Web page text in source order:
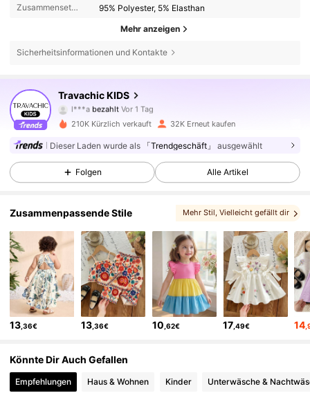
Zusammensetzung: 95% Polyester, 5% Elasthan
Mehr anzeigen
Sicherheitsinformationen und Kontakte
Travachic KIDS
4,85 78K Follower
4,85
78K Follower
l***abezahlt Vor 1 Tag
4,85 78K Follower
4,85 78K Follower
4,85 78K Follower
4,85 78K Follower
4,85
210K Kürzlich verkauft 32K Erneut kaufen
Dieser Laden wurde als 「Trendgeschäft」 ausgewählt
Folgen Alle Artikel
Zusammenpassende Stile Mehr Stil, Vielleicht gefällt dir
, Das könnte Ihnen auch gefallen
, Passende Auswahlmöglichkeiten
13 ,36€ 13 ,36€ 10 ,62€ 17 ,49€ 14
Könnte Dir Auch Gefallen
Empfehlungen Haus & Wohnen Kinder Unterwäsche &